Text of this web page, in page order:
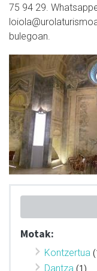
75 94 29.
bulegoan.
Motak:
Kontzertua
Dantza (1)